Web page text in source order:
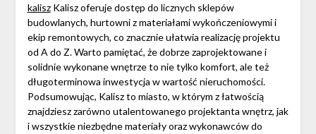
kaliszKalisz oferuje dostęp do licznych sklepów
budowlanych, hurtowni z materiałami wykończeniowymi i
ekip remontowych, co znacznie ułatwia realizację projektu
od A do Z. Warto pamiętać, że dobrze zaprojektowane i
solidnie wykonane wnętrze to nie tylko komfort, ale też
długoterminowa inwestycja w wartość nieruchomości.
Podsumowując, Kalisz to miasto, w którym z łatwością
znajdziesz zarówno utalentowanego projektanta wnętrz, jak
i wszystkie niezbędne materiały oraz wykonawców do